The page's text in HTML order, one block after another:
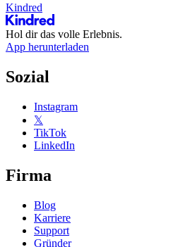
Kindred
Hol dir das volle Erlebnis.
App herunterladen
Sozial
Instagram
𝕏
TikTok
LinkedIn
Firma
Blog
Karriere
Support
Gründer